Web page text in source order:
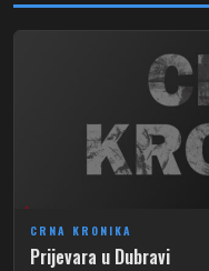
CRNA KRONIKA
Prijevara u Dubravi